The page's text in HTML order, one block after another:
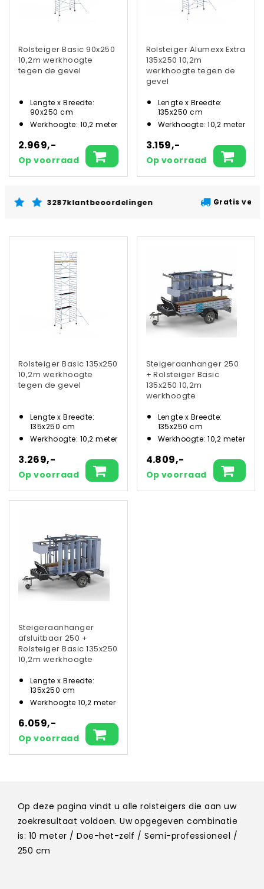
Rolsteiger Basic 90x250
10,2m werkhoogte
tegen de gevel
Lengte x Breedte:
90x250 cm
Werkhoogte: 10,2 meter
2.969,-
Op voorraad
Rolsteiger Alumexx Extra
135x250 10,2m
werkhoogte tegen de
gevel
Lengte x Breedte:
135x250 cm
Werkhoogte: 10,2 meter
3.159,-
Op voorraad
Gratis verzending vanaf €200,-
Rolsteiger Basic 135x250
10,2m werkhoogte
tegen de gevel
Lengte x Breedte:
135x250 cm
Werkhoogte: 10,2 meter
3.269,-
Op voorraad
Steigeraanhanger 250
+ Rolsteiger Basic
135x250 10,2m
werkhoogte
Lengte x Breedte:
135x250 cm
Werkhoogte: 10,2 meter
4.809,-
Op voorraad
Steigeraanhanger
afsluitbaar 250 +
Rolsteiger Basic 135x250
10,2m werkhoogte
Lengte x Breedte:
135x250 cm
Werkhoogte 10,2 meter
6.059,-
Op voorraad
Op deze pagina vindt u alle rolsteigers die aan uw
zoekresultaat voldoen. Uw opgegeven combinatie
is: 10 meter / Doe-het-zelf / Semi-professioneel /
250 cm